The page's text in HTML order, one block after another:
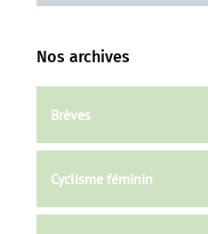
Nos archives
Brèves
Cyclisme féminin